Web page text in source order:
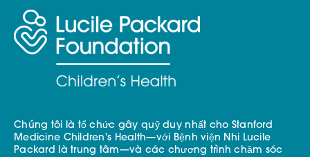
Chúng tôi là tổ chức gây quỹ duy nhất cho Stanford
Medicine Children's Health—với Bệnh viện Nhi Lucile
Packard là trung tâm—và các chương trình chăm sóc